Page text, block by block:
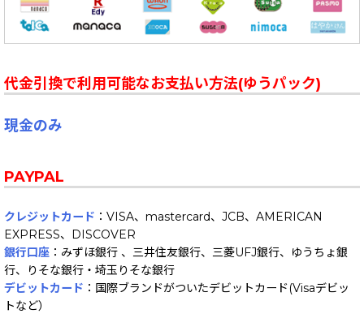
代金引換で利用可能なお支払い方法(ゆうパック)
現金のみ
PAYPAL
クレジットカード ：VISA、mastercard、JCB、AMERICAN
EXPRESS、DISCOVER
銀行口座 ：みずほ銀行 、三井住友銀行、三菱UFJ銀行、ゆうちょ銀
行、りそな銀行・埼玉りそな銀行
デビットカード ：国際ブランドがついたデビットカード(Visaデビッ
トなど）